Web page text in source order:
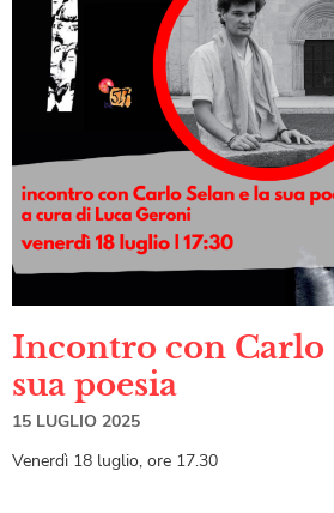
Incontro con Carlo
sua poesia
15 LUGLIO 2025
Venerdì 18 luglio, ore 17.30